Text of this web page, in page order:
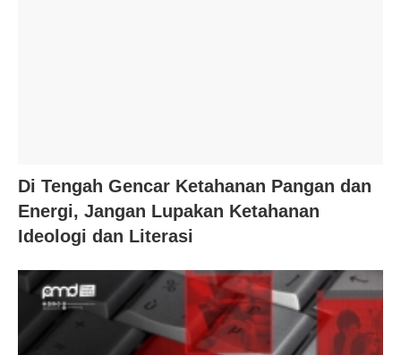
Di Tengah Gencar Ketahanan Pangan dan
Energi, Jangan Lupakan Ketahanan
Ideologi dan Literasi